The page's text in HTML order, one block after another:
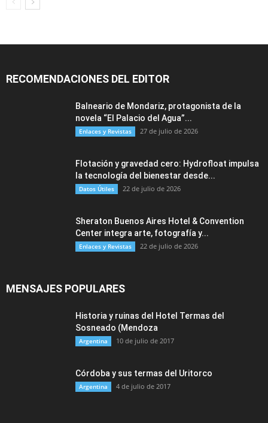
RECOMENDACIONES DEL EDITOR
Balneario de Mondariz, protagonista de la
novela “El Palacio del Agua”...
Enlaces y Revistas 27 de julio de 2026
Flotación y gravedad cero: Hydrofloat impulsa
la tecnología del bienestar desde...
Datos Útiles 22 de julio de 2026
Sheraton Buenos Aires Hotel & Convention
Center integra arte, fotografía y...
Enlaces y Revistas 22 de julio de 2026
MENSAJES POPULARES
Historia y ruinas del Hotel Termas del
Sosneado (Mendoza
Argentina 10 de julio de 2017
Córdoba y sus termas del Uritorco
Argentina 4 de julio de 2017